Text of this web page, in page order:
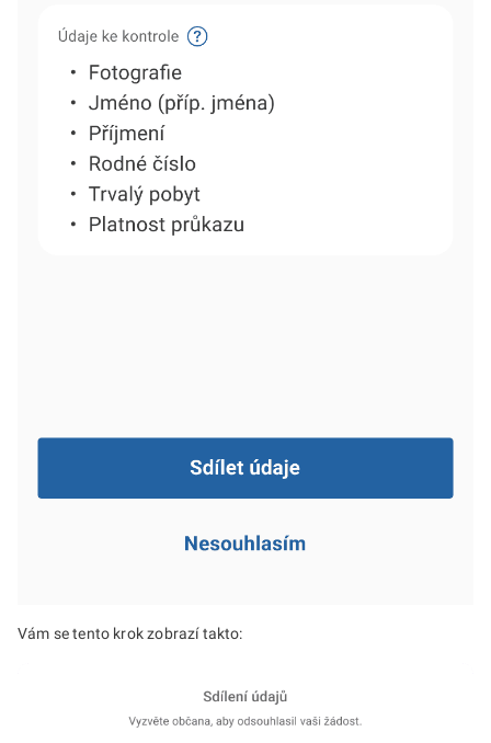
Vám se tento krok zobrazí takto: